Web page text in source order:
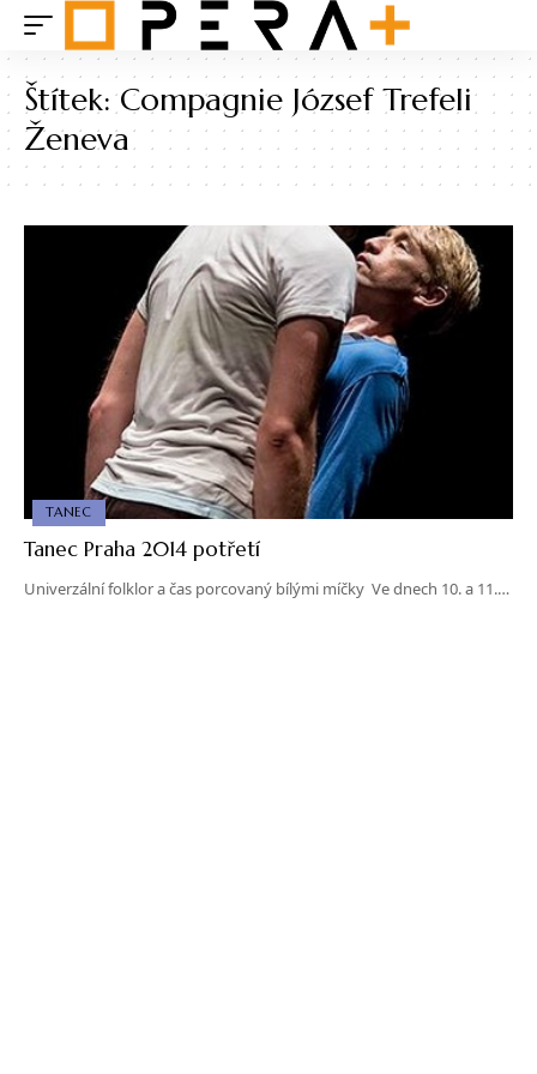
Štítek:Compagnie József Trefeli
Ženeva
TANEC
Tanec Praha 2014 potřetí
Univerzální folklor a čas porcovaný bílými míčky Ve dnech 10. a 11.…